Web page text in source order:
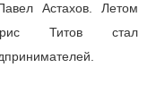
Астахов. Летом
Титов стал